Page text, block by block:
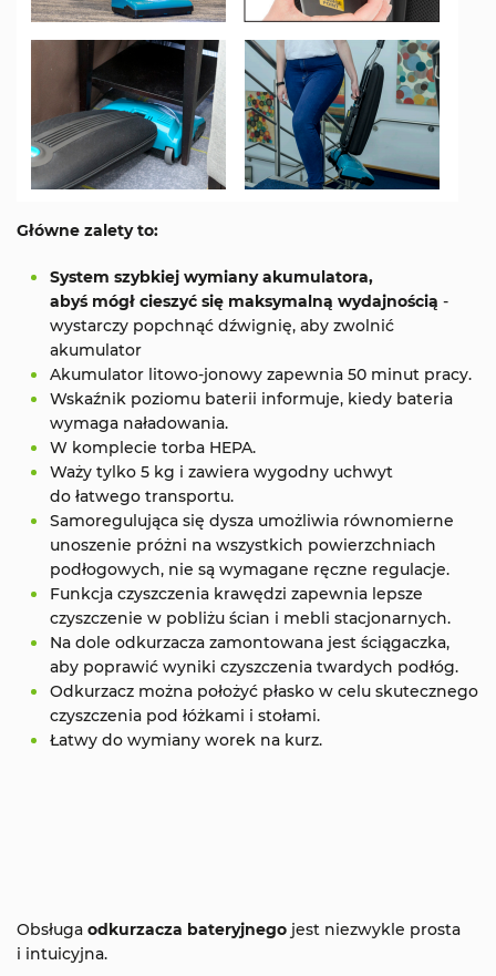
Główne zalety to:
System szybkiej wymiany akumulatora,
abyś mógł cieszyć się maksymalną wydajnością -
wystarczy popchnąć dźwignię, aby zwolnić
akumulator
Akumulator litowo-jonowy zapewnia 50 minut pracy.
Wskaźnik poziomu baterii informuje, kiedy bateria
wymaga naładowania.
W komplecie torba HEPA.
Waży tylko 5 kg i zawiera wygodny uchwyt
do łatwego transportu.
Samoregulująca się dysza umożliwia równomierne
unoszenie próżni na wszystkich powierzchniach
podłogowych, nie są wymagane ręczne regulacje.
Funkcja czyszczenia krawędzi zapewnia lepsze
czyszczenie w pobliżu ścian i mebli stacjonarnych.
Na dole odkurzacza zamontowana jest ściągaczka,
aby poprawić wyniki czyszczenia twardych podłóg.
Odkurzacz można położyć płasko w celu skutecznego
czyszczenia pod łóżkami i stołami.
Łatwy do wymiany worek na kurz.
Obsługa odkurzacza bateryjnego jest niezwykle prosta
i intuicyjna.